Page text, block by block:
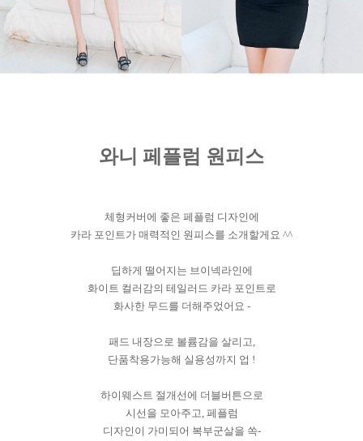
와니 페플럼 원피스
체형커버에 좋은 페플럼 디자인에
카라 포인트가 매력적인 원피스를 소개할게요 ^^
딥하게 떨어지는 브이넥라인에
화이트 컬러감의 테일러드 카라 포인트로
화사한 무드를 더해주었어요 -
패드 내장으로 볼륨감을 살리고,
단품착용가능해 실용성까지 업 !
하이웨스트 절개선에 더블버튼으로
시선을 모아주고, 페플럼
디자인이 가미되어 복부군살을 쏙-